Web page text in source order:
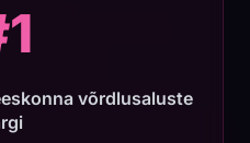
võrdlusaluste